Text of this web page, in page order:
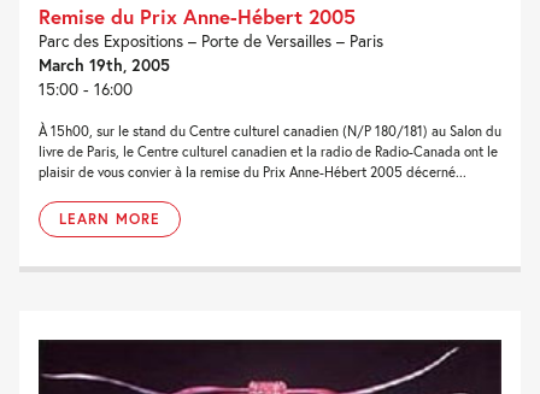
Remise du Prix Anne-Hébert 2005
Parc des Expositions – Porte de Versailles – Paris
March 19th, 2005
15:00 - 16:00
À 15h00, sur le stand du Centre culturel canadien (N/P 180/181) au Salon du
livre de Paris, le Centre culturel canadien et la radio de Radio-Canada ont le
plaisir de vous convier à la remise du Prix Anne-Hébert 2005 décerné...
LEARN MORE